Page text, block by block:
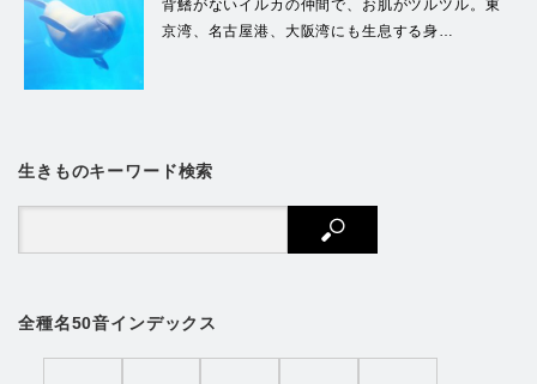
背鰭がないイルカの仲間で、お肌がツルツル。東
京湾、名古屋港、大阪湾にも生息する身…
生きものキーワード検索
全種名50音インデックス